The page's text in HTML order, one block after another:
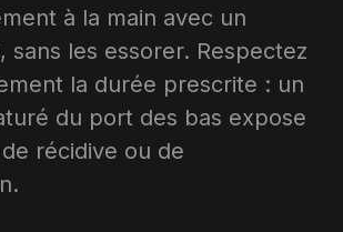
à la main avec un
sans les essorer. Respectez
la durée prescrite : un
du port des bas expose
récidive ou de